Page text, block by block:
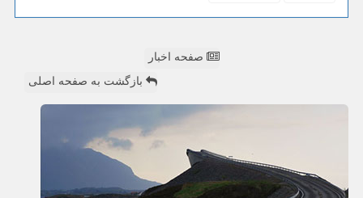
صفحه اخبار
بازگشت به صفحه اصلی